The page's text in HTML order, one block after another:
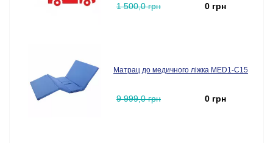
1 500,0 грн 0 грн
Матрац до медичного ліжка MED1-C15
9 999,0 грн 0 грн